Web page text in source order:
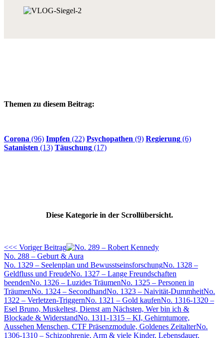
Themen zu diesem Beitrag:
Corona (96) Impfen (22) Psychopathen (9) Regierung (6)
Satanisten (13) Täuschung (17)
Diese Kategorie in der Scrollübersicht.
<<< Voriger Beitrag
No. 288 – Geburt & Aura
No. 1329 – Seelenplan und BewusstseinsforschungNo. 1328 –
Geldfluss und FreudeNo. 1327 – Lange Freundschaften
beendenNo. 1326 – Luzides TräumenNo. 1325 – Personen in
TräumenNo. 1324 – SecondhandNo. 1323 – Naivität-DummheitNo.
1322 – Verletzen-TriggernNo. 1321 – Gold kaufenNo. 1316-1320 –
Esel Bruno, Muskeltest, Dienst am Nächsten, Wer bin ich &
Blockade & WiderstandNo. 1311-1315 – KI, Gehirntumore,
Aussehen Menschen, CTF Präsenzmodule, Goldenes ZeitalterNo.
1306-1310 – Schizophrenie, Arm & viele Kinder, Lebensdauer,